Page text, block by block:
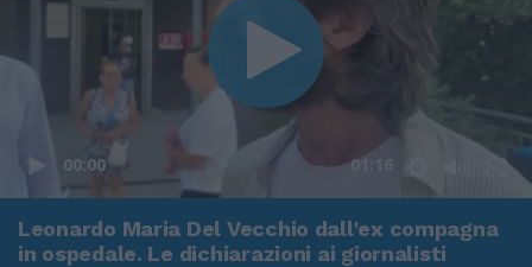
00:00 01:16
Leonardo Maria Del Vecchio dall'ex compagna
in ospedale. Le dichiarazioni ai giornalisti